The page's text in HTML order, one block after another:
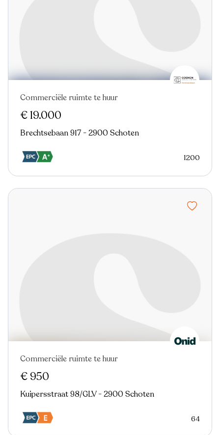
Commerciële ruimte te huur
€ 19.000
Brechtsebaan 917 - 2900 Schoten
1200
Commerciële ruimte te huur
€ 950
Kuipersstraat 98/GLV - 2900 Schoten
64